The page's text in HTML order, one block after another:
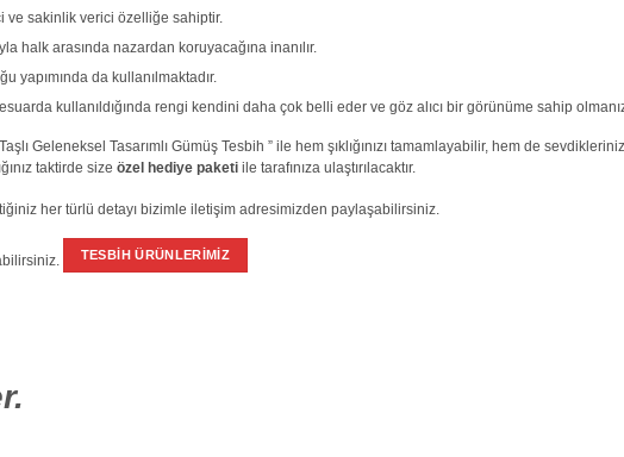
ve sakinlik verici özelliğe sahiptir.
halk arasında nazardan koruyacağına inanılır.
yapımında da kullanılmaktadır.
kullanıldığında rengi kendini daha çok belli eder ve göz alıcı bir görünüme sahip
Geleneksel Tasarımlı Gümüş Tesbih ” ile hem şıklığınızı tamamlayabilir, hem de
taktirde size özel hediye paketi ile tarafınıza ulaştırılacaktır.
her türlü detayı bizimle iletişim adresimizden paylaşabilirsiniz.
TESBİH ÜRÜNLERİMİZ